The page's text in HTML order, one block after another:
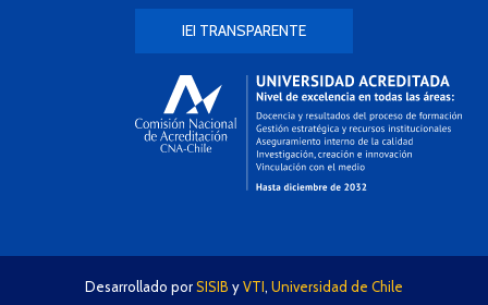
IEI TRANSPARENTE
Desarrollado porSISIB yVTI, Universidad de Chile